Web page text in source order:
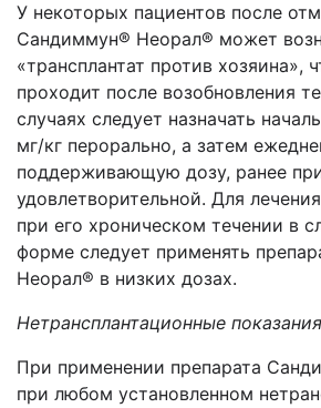
У некоторых пациентов после
Сандиммун® Неорал® может
«трансплантат против хозяина»,
проходит после возобновления
случаях следует назначать
мг/кг перорально, а затем
поддерживающую дозу, ранее
удовлетворительной. Для
при его хроническом течении в
форме следует применять
Неорал® в низких дозах.
Нетрансплантационные показания
При применении препарата
при любом установленном